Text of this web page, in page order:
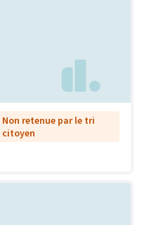
Non retenue par le tri
citoyen